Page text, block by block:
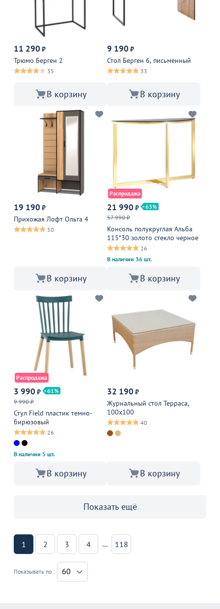
11 290 ₽
Трюмо Берген 2
35
В корзину
9 190 ₽
Стол Берген 6, письменный
33
В корзину
19 190 ₽
Прихожая Лофт Ольга 4
50
В корзину
Распродажа
21 990 ₽
63
57 990 ₽
Консоль полукруглая Альба
115*30 золото стекло черное
26
В наличии 36 шт.
В корзину
Распродажа
3 990 ₽
61
9 990 ₽
Стул Field пластик темно-
бирюзовый
26
В наличии 5 шт.
В корзину
32 190 ₽
Журнальный стол Терраса,
100х100
40
В корзину
Показать ещё
1 2 3 4 ... 118
Показывать по 60